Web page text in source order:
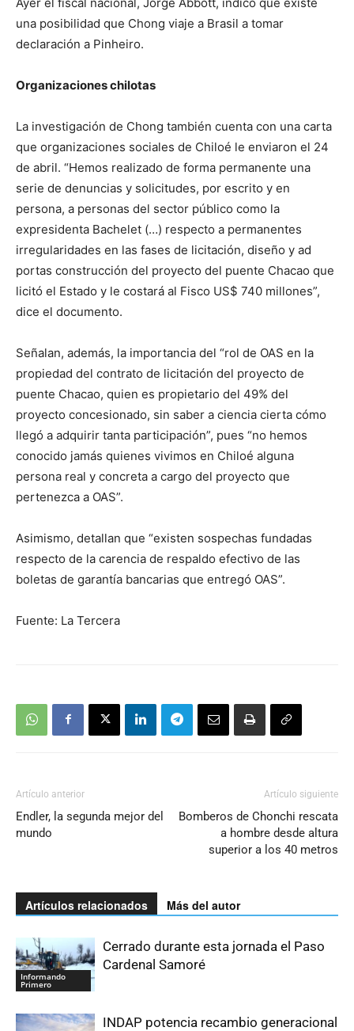
una posibilidad que Chong viaje a Brasil a tomar
declaración a Pinheiro.
Organizaciones chilotas
La investigación de Chong también cuenta con una carta
que organizaciones sociales de Chiloé le enviaron el 24
de abril. “Hemos realizado de forma permanente una
serie de denuncias y solicitudes, por escrito y en
persona, a personas del sector público como la
expresidenta Bachelet (…) respecto a permanentes
irregularidades en las fases de licitación, diseño y ad
portas construcción del proyecto del puente Chacao que
licitó el Estado y le costará al Fisco US$ 740 millones”,
dice el documento.
Señalan, además, la importancia del “rol de OAS en la
propiedad del contrato de licitación del proyecto de
puente Chacao, quien es propietario del 49% del
proyecto concesionado, sin saber a ciencia cierta cómo
llegó a adquirir tanta participación”, pues “no hemos
conocido jamás quienes vivimos en Chiloé alguna
persona real y concreta a cargo del proyecto que
pertenezca a OAS”.
Asimismo, detallan que “existen sospechas fundadas
respecto de la carencia de respaldo efectivo de las
boletas de garantía bancarias que entregó OAS”.
Fuente: La Tercera
Artículo anterior
Endler, la segunda mejor del
mundo
Artículo siguiente
Bomberos de Chonchi rescata
a hombre desde altura
superior a los 40 metros
Artículos relacionados Más del autor
Informando
Primero
Cerrado durante esta jornada el Paso
Cardenal Samoré
INDAP potencia recambio generacional